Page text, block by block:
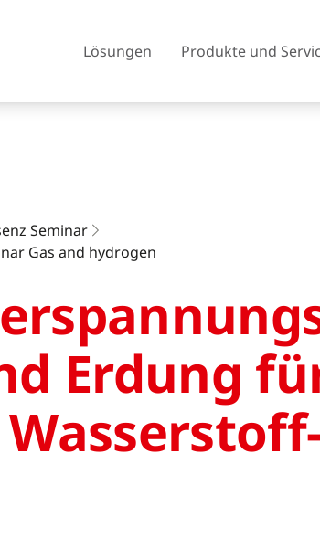
Lösungen Produkte und
Tschechien
Vereinigtes Königreich
Litauen
Norway
Seminar
Gas and hydrogen
Erdung